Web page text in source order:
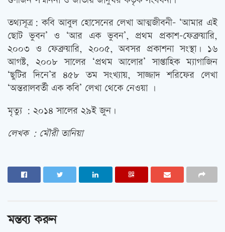
তথ্যসূত্র: কবি আবুল হোসেনের লেখা আত্মজীবনী- ‘আমার এই
ছোট ভুবন’ ও ‘আর এক ভুবন’, প্রথম প্রকাশ-ফেব্রুয়ারি,
২০০৩ ও ফেব্রুয়ারি, ২০০৫, অবসর প্রকাশনা সংস্থা। ১৬
আগষ্ট, ২০০৮ সালের ‘প্রথম আলোর’ সাপ্তাহিক ম্যাগাজিন
‘ছুটির দিনে’র ৪৫৮ তম সংখ্যায়, সাজ্জাদ শরিফের লেখা
‘অন্তরালবর্তী এক কবি’ লেখা থেকে নেওয়া ।
মৃত্যু : ২০১৪ সালের ২৯ই জুন।
লেখক : মৌরী তানিয়া
মন্তব্য করুন